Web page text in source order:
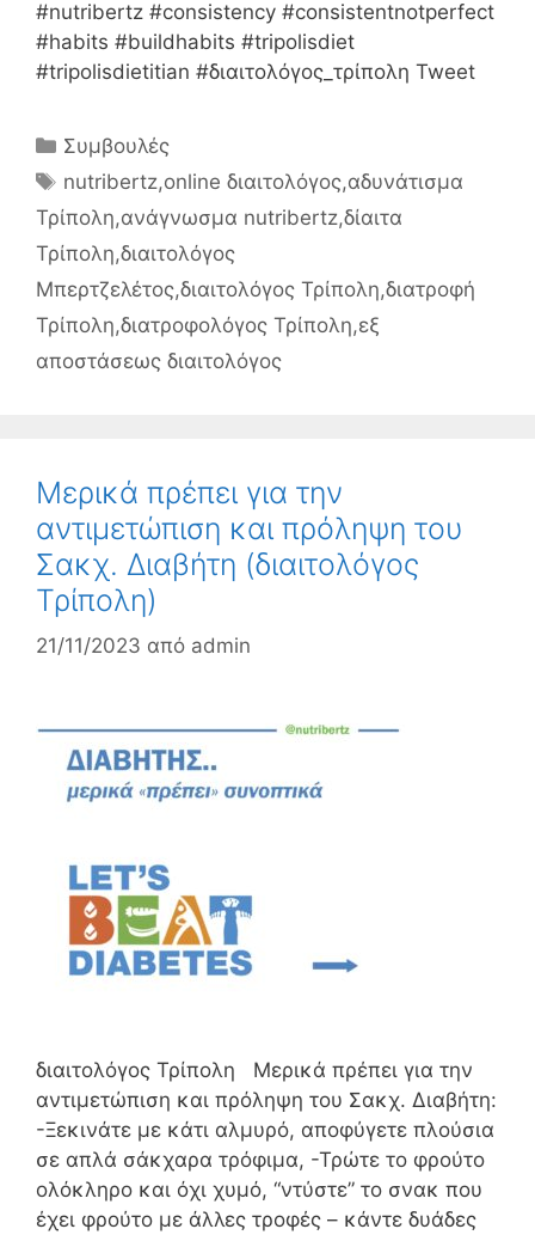
#nutribertz #consistency #consistentnotperfect
#habits #buildhabits #tripolisdiet
#tripolisdietitian #διαιτολόγος_τρίπολη Tweet
Κατηγορίες
Συμβουλές
Ετικέτες
nutribertz,online διαιτολόγος,αδυνάτισμα
Τρίπολη,ανάγνωσμα nutribertz,δίαιτα
Τρίπολη,διαιτολόγος
Μπερτζελέτος,διαιτολόγος Τρίπολη,διατροφή
Τρίπολη,διατροφολόγος Τρίπολη,εξ
αποστάσεως διαιτολόγος
Μερικά πρέπει για την
αντιμετώπιση και πρόληψη του
Σακχ. Διαβήτη (διαιτολόγος
Τρίπολη)
21/11/2023 από admin
διαιτολόγος Τρίπολη Μερικά πρέπει για την
αντιμετώπιση και πρόληψη του Σακχ. Διαβήτη:
-Ξεκινάτε με κάτι αλμυρό, αποφύγετε πλούσια
σε απλά σάκχαρα τρόφιμα, -Τρώτε το φρούτο
ολόκληρο και όχι χυμό, “ντύστε” το σνακ που
έχει φρούτο με άλλες τροφές – κάντε δυάδες